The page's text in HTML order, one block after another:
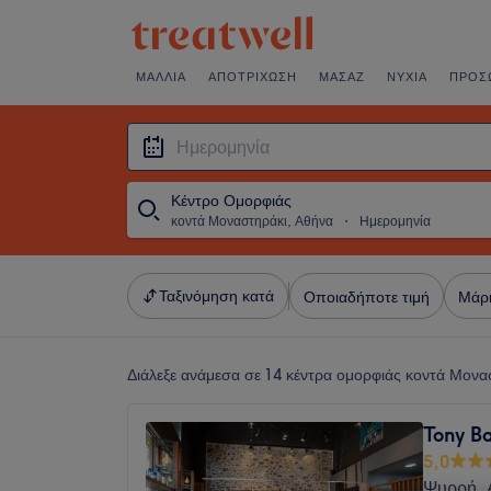
ΜΑΛΛΙΆ ΑΠΟΤΡΊΧΩΣΗ ΜΑΣΆΖ ΝΎΧΙΑ
Κέντρο Ομορφιάς
κοντά Μοναστηράκι, Αθήνα ・ Ημερομηνία
Ταξινόμηση κατά Οποιαδήποτε τιμή
Διάλεξε ανάμεσα σε 14 κέντρα ομορφιάς κοντά
Tony
5,0